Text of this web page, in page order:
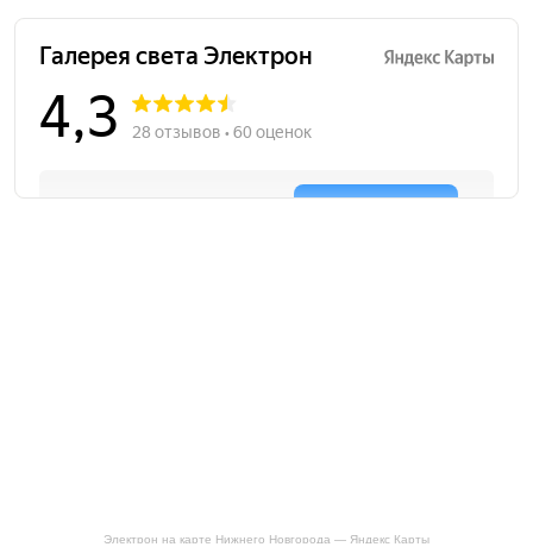
Электрон на карте Нижнего Новгорода — Яндекс Карты